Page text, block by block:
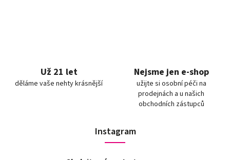
Už 21 let
děláme vaše nehty krásnější
Nejsme jen e-shop
užijte si osobní péči na
prodejnách a u našich
obchodních zástupců
Instagram